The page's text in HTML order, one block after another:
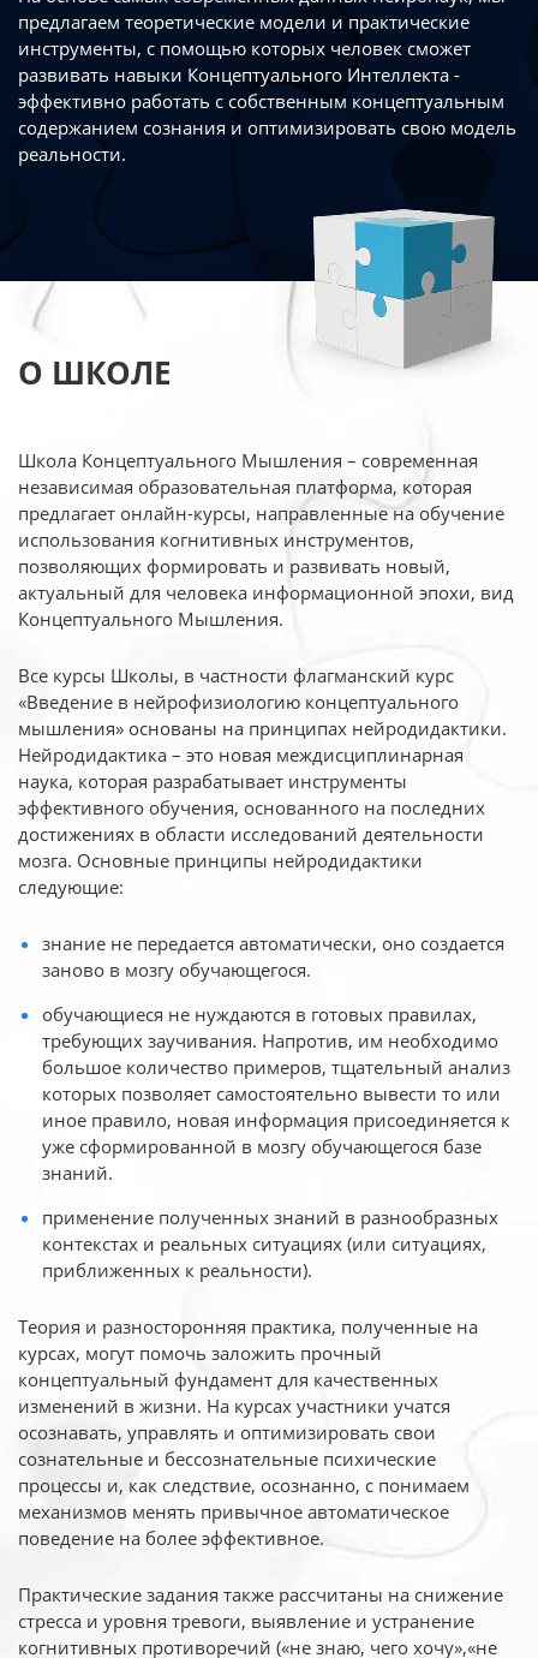
предлагаем теоретические модели и практические
инструменты, с помощью которых человек сможет
развивать навыки Концептуального Интеллекта -
эффективно работать с собственным концептуальным
содержанием сознания и оптимизировать свою модель
реальности.
О ШКОЛЕ
Школа Концептуального Мышления – современная
независимая образовательная платформа, которая
предлагает онлайн-курсы, направленные на обучение
использования когнитивных инструментов,
позволяющих формировать и развивать новый,
актуальный для человека информационной эпохи, вид
Концептуального Мышления.
Все курсы Школы, в частности флагманский курс
«Введение в нейрофизиологию концептуального
мышления» основаны на принципах нейродидактики.
Нейродидактика – это новая междисциплинарная
наука, которая разрабатывает инструменты
эффективного обучения, основанного на последних
достижениях в области исследований деятельности
мозга. Основные принципы нейродидактики
следующие:
знание не передается автоматически, оно создается
заново в мозгу обучающегося.
обучающиеся не нуждаются в готовых правилах,
требующих заучивания. Напротив, им необходимо
большое количество примеров, тщательный анализ
которых позволяет самостоятельно вывести то или
иное правило, новая информация присоединяется к
уже сформированной в мозгу обучающегося базе
знаний.
применение полученных знаний в разнообразных
контекстах и реальных ситуациях (или ситуациях,
приближенных к реальности).
Теория и разносторонняя практика, полученные на
курсах, могут помочь заложить прочный
концептуальный фундамент для качественных
изменений в жизни. На курсах участники учатся
осознавать, управлять и оптимизировать свои
сознательные и бессознательные психические
процессы и, как следствие, осознанно, с понимаем
механизмов менять привычное автоматическое
поведение на более эффективное.
Практические задания также рассчитаны на снижение
стресса и уровня тревоги, выявление и устранение
когнитивных противоречий («не знаю, чего хочу»,«не